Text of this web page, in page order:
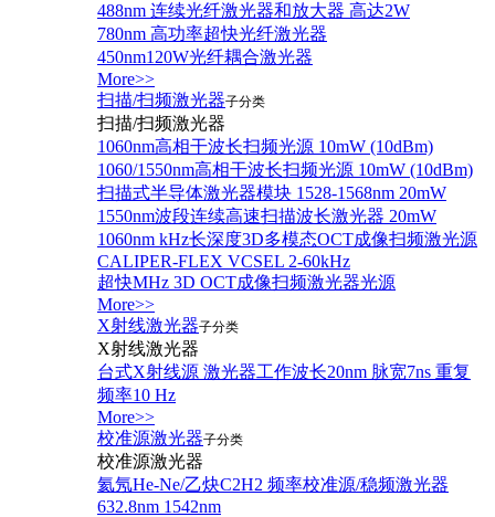
488nm 连续光纤激光器和放大器 高达2W
780nm 高功率超快光纤激光器
450nm120W光纤耦合激光器
More>>
扫描/扫频激光器子分类
扫描/扫频激光器
1060nm高相干波长扫频光源 10mW (10dBm)
1060/1550nm高相干波长扫频光源 10mW (10dBm)
扫描式半导体激光器模块 1528-1568nm 20mW
1550nm波段连续高速扫描波长激光器 20mW
1060nm kHz长深度3D多模态OCT成像扫频激光源
CALIPER-FLEX VCSEL 2-60kHz
超快MHz 3D OCT成像扫频激光器光源
More>>
X射线激光器子分类
X射线激光器
台式X射线源 激光器工作波长20nm 脉宽7ns 重复
频率10 Hz
More>>
校准源激光器子分类
校准源激光器
氦氖He-Ne/乙炔C2H2 频率校准源/稳频激光器
632.8nm 1542nm